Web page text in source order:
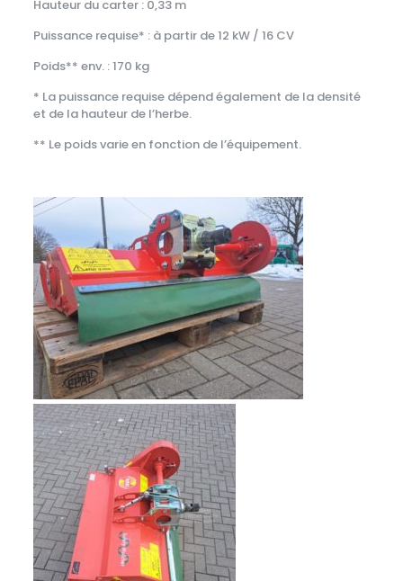
Hauteur du carter : 0,33 m
Puissance requise* : à partir de 12 kW / 16 CV
Poids** env. : 170 kg
* La puissance requise dépend également de la densité
et de la hauteur de l’herbe.
** Le poids varie en fonction de l’équipement.